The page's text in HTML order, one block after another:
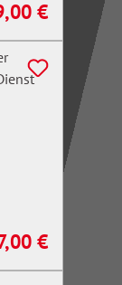
Preis:
€
Preis:
€